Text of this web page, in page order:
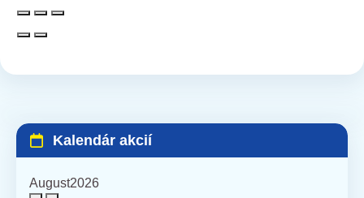
Kalendár akcií
August2026